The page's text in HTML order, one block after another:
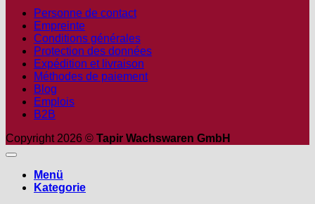
Personne de contact
Empreinte
Conditions générales
Protection des données
Expédition et livraison
Méthodes de paiement
Blog
Emplois
B2B
Copyright 2026 © Tapir Wachswaren GmbH
Menü
Kategorie